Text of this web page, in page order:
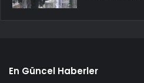
En Güncel Haberler